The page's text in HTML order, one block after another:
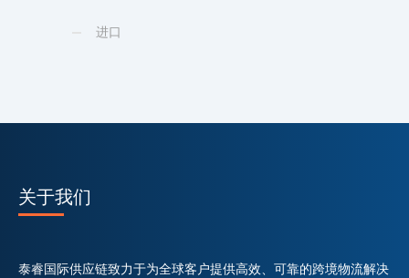
进口
关于我们
泰睿国际供应链致力于为全球客户提供高效、可靠的跨境物流解决